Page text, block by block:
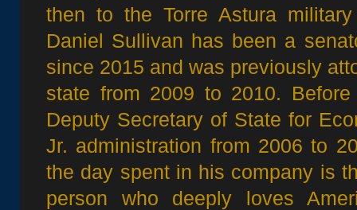
then to the Torre Astura
Daniel Sullivan has been a
since 2015 and was previously
state from 2009 to 2010.
Deputy Secretary of State for
Jr. administration from 2006 to
the day spent in his company is
person who deeply loves